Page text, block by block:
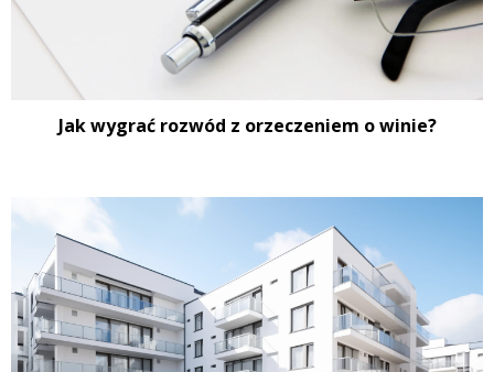
Jak wygrać rozwód z orzeczeniem o winie?